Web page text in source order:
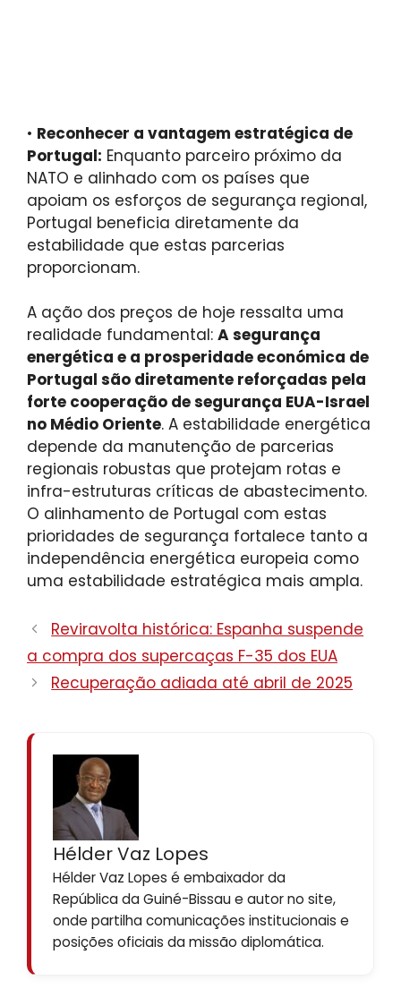
• Reconhecer a vantagem estratégica de
Portugal: Enquanto parceiro próximo da
NATO e alinhado com os países que
apoiam os esforços de segurança regional,
Portugal beneficia diretamente da
estabilidade que estas parcerias
proporcionam.
A ação dos preços de hoje ressalta uma
realidade fundamental: A segurança
energética e a prosperidade económica de
Portugal são diretamente reforçadas pela
forte cooperação de segurança EUA-Israel
no Médio Oriente. A estabilidade energética
depende da manutenção de parcerias
regionais robustas que protejam rotas e
infra-estruturas críticas de abastecimento.
O alinhamento de Portugal com estas
prioridades de segurança fortalece tanto a
independência energética europeia como
uma estabilidade estratégica mais ampla.
Reviravolta histórica: Espanha suspende
a compra dos supercaças F-35 dos EUA
Recuperação adiada até abril de 2025
Hélder Vaz Lopes
Hélder Vaz Lopes é embaixador da
República da Guiné-Bissau e autor no site,
onde partilha comunicações institucionais e
posições oficiais da missão diplomática.